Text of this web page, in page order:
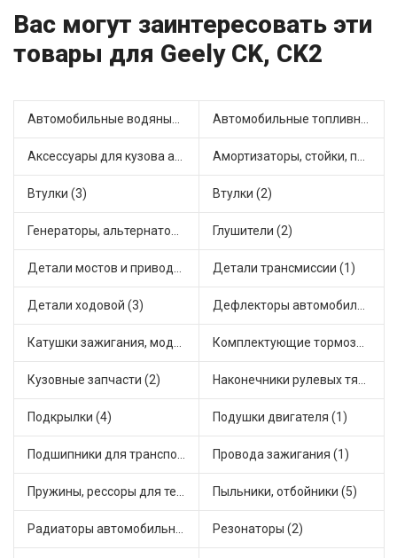
Вас могут заинтересовать эти
товары для Geely CK, CK2
Автомобильные водяные насосы (1) Автомобильные топливные насосы (3)
Аксессуары для кузова автомобиля (1) Амортизаторы, стойки, подушки стоек (14)
Втулки (3) Втулки (2)
Генераторы, альтернаторы и комплектующие (1) Глушители (2)
Детали мостов и привода трансмиссии (2) Детали трансмиссии (1)
Детали ходовой (3) Дефлекторы автомобильные (1)
Катушки зажигания, модули зажигания (4) Комплектующие тормозной системы (1)
Кузовные запчасти (2) Наконечники рулевых тяг (4)
Подкрылки (4) Подушки двигателя (1)
Подшипники для транспорта (7) Провода зажигания (1)
Пружины, рессоры для техники (2) Пыльники, отбойники (5)
Радиаторы автомобильные (2) Резонаторы (2)